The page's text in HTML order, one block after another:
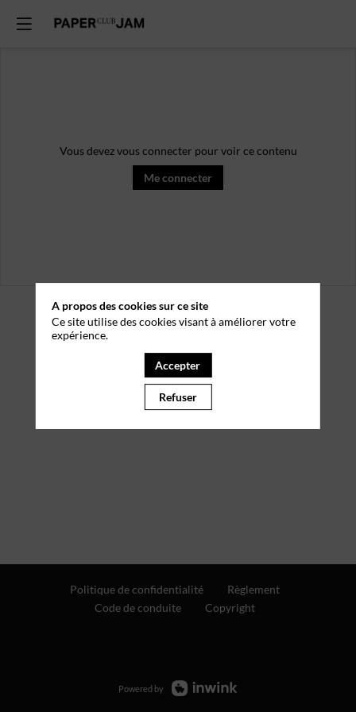
Vous devez vous connecter pour voir ce contenu
Me connecter
Politique de confidentialité
Règlement
Code de conduite
Copyright
Powered by
A propos des cookies sur ce site
Ce site utilise des cookies visant à améliorer votre
expérience.
Accepter
Refuser